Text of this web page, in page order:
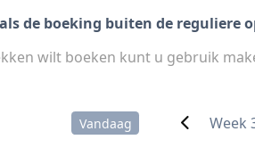
de boeking buiten de reguliere
wilt boeken kunt u gebruik
Week
Vandaag